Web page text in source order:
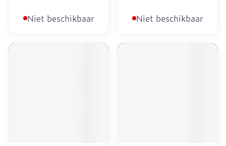
Niet beschikbaar Niet beschikbaar